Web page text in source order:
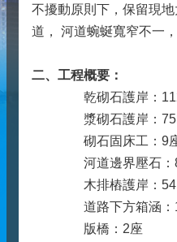
不擾動原則下，保留現
道， 河道蜿蜒寬窄不一
二、工程概要：
乾砌石護岸：
漿砌石護岸：
砌石固床工：9
河道邊界壓石：
木排樁護岸：
道路下方箱涵：
版橋：2座